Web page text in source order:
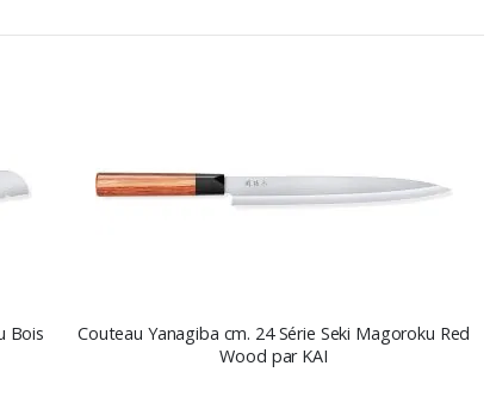
Bois
Couteau Yanagiba cm. 24 Série Seki Magoroku Red
Wood par KAI